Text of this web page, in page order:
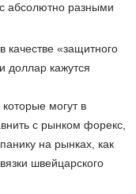
абсолютно разными
качестве «защитного
доллар кажутся
могут в
с рынком форекс,
на рынках, как
швейцарского